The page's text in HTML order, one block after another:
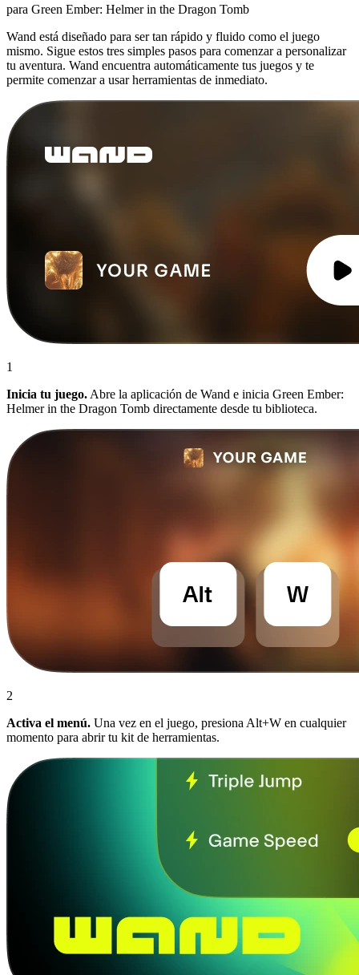
para Green Ember: Helmer in the Dragon Tomb
Wand está diseñado para ser tan rápido y fluido como el juego
mismo. Sigue estos tres simples pasos para comenzar a personalizar
tu aventura. Wand encuentra automáticamente tus juegos y te
permite comenzar a usar herramientas de inmediato.
1
Inicia tu juego. Abre la aplicación de Wand e inicia Green Ember:
Helmer in the Dragon Tomb directamente desde tu biblioteca.
2
Activa el menú. Una vez en el juego, presiona Alt+W en cualquier
momento para abrir tu kit de herramientas.